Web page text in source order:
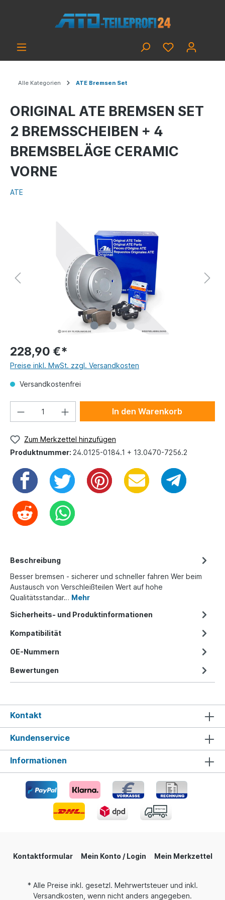
Alle Kategorien ATE Bremsen Set
ORIGINAL ATE BREMSEN SET
2 BREMSSCHEIBEN + 4
BREMSBELÄGE CERAMIC
VORNE
ATE
228,90 €*
Preise inkl. MwSt. zzgl. Versandkosten
Versandkostenfrei
In den Warenkorb
Zum Merkzettel hinzufügen
Produktnummer: 24.0125-0184.1 + 13.0470-7256.2
Beschreibung
Besser bremsen - sicherer und schneller fahren Wer beim
Austausch von Verschleißteilen Wert auf hohe
Qualitätsstandar… Mehr
Sicherheits- und Produktinformationen
Kompatibilität
OE-Nummern
Bewertungen
Kontakt
Kundenservice
Informationen
Kontaktformular Mein Konto / Login Mein Merkzettel
* Alle Preise inkl. gesetzl. Mehrwertsteuer und inkl.
Versandkosten, wenn nicht anders angegeben.